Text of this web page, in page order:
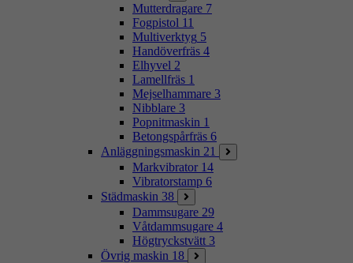
Mutterdragare 7
Fogpistol 11
Multiverktyg 5
Handöverfräs 4
Elhyvel 2
Lamellfräs 1
Mejselhammare 3
Nibblare 3
Popnitmaskin 1
Betongspårfräs 6
Anläggningsmaskin 21
Markvibrator 14
Vibratorstamp 6
Städmaskin 38
Dammsugare 29
Våtdammsugare 4
Högtryckstvätt 3
Övrig maskin 18